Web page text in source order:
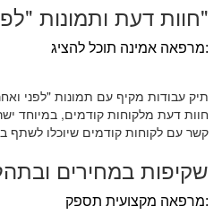
חוות דעת ותמונות "לפני ואחרי"
מרפאה אמינה תוכל להציג:
תיק עבודות מקיף עם תמונות "לפני
חוות דעת מלקוחות קודמים, במיוחד
קשר עם לקוחות קודמים שיוכלו לשתף
שקיפות במחירים
מרפאה מקצועית תספק: